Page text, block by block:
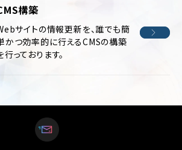
構築
サイトの情報更新を、誰でも簡
かつ効率的に行えるCMSの構築
行っております。